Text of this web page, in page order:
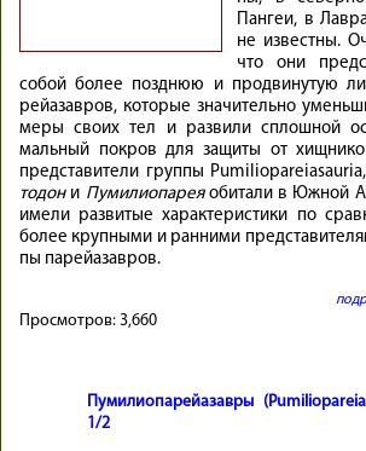
Пан­геи, в
не из­вест­ны.
что они
со­бой бо­лее позд­нюю и про­дви­ну­тую
рейа­зав­ров, ко­то­рые зна­чи­тель­но
ме­ры своих тел и раз­ви­ли сплош­ной
маль­ный по­кров для за­щи­ты от
пред­ста­ви­те­ли груп­пы
то­дони Пу­ми­лио­па­реяоби­та­ли в Юж­ной
имел­и раз­ви­тые ха­рак­те­ри­сти­ки по
бо­лее круп­ны­ми и ран­ни­ми
пы па­рейа­зав­ров.
Просмотров: 3,660
Пумилиопарейазавры
1/2